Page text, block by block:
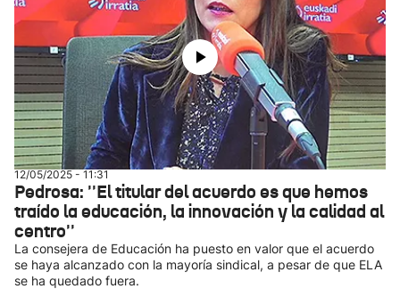
12/05/2025 - 11:31
Pedrosa: ''El titular del acuerdo es que hemos
traído la educación, la innovación y la calidad al
centro''
La consejera de Educación ha puesto en valor que el acuerdo
se haya alcanzado con la mayoría sindical, a pesar de que ELA
se ha quedado fuera.